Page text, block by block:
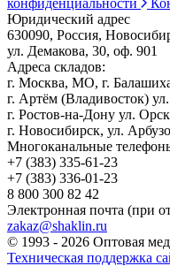
Юридический адрес
630090, Россия,
ул. Демакова, 30, оф. 901
Адреса складов:
г. Москва, МО, г.
г. Артём (Владивосток)
г. Ростов-на-Дону ул.
г. Новосибирск, ул.
Многоканальные
+7 (383) 335-61-23
+7 (383) 336-01-23
8 800 300 82 42
Электронная почта (при
zakaz@shaklin.ru
© 1993 - 2026 Оптовая
Техническая поддержка